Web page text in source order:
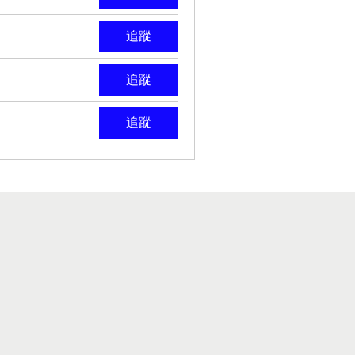
追蹤
追蹤
追蹤